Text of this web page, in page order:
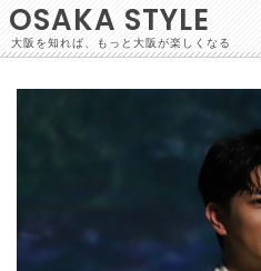
OSAKA STYLE
大阪を知れば、もっと大阪が楽しくなる